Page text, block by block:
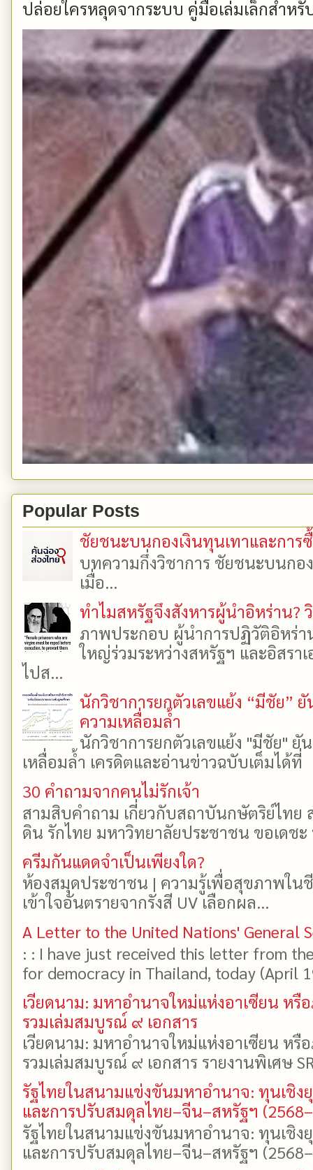
ปล่อยใครหลุดจากระบบ คู่มือเล่มเล็กสำหรั
Popular Posts
ชัยชนะบนกองเงินทุนเทาและการ
บทความกึ่งวิชาการ ชัยชนะบนกอ
เมื่อ...
ทำไมสหรัฐจึงสังหารผู้นำอิหร่าน?
ภาพประกอบ ผู้นำการปฏิวัติอิหร่า
ใหญ่ร่วมระหว่างสหรัฐฯ และอิสรา
ไปส...
นักวิชาการยกตัวเลขแย้ง “มีชัย”
ความเหลื่อมล้ำ
นักวิชาการยกตัวเลขแย้ง "มีชัย"
เหลื่อมล้ำ เครดิตและอ่านข่าวฉบับเต็มได้
30 คำถามจากคนไม่รักเจ้า
สามสิบคำถาม เกี่ยวกับสถาบันกษัตริย์ไทย
ดิน รักไทย มหาวิทยาลัยประชาชน ขอเดช
ครีมกันแดดจำเป็นเพียงใด?
ห้องสมุดประชาชน | ความรู้เพื่อสุขภาพใน
เข้าใจอันตรายจากรังสี UV เลือกผล...
A Letter to the United Nations' General
: : I have just received this letter from
for democracy in Thailand, today (April
เวียดนาม: มหาอำนาจใหม่แห่งอาเซียน ห
รวมเล่มสมบูรณ์ ๙ เอกสาร
เวียดนาม: มหาอำนาจใหม่แห่งอาเซียน ห
รวมเล่มสมบูรณ์ ๙ เอกสาร รายงานพิเศษ
รัฐไทยในสนามแข่งขันมหาอำนาจ: ทุนเชิง
และการปรับสมดุลไทย–จีน–สหรัฐฯ
รัฐไทยในสนามแข่งขันมหาอำนาจ: ทุนเชิง
และการปรับสมดุลไทย–จีน–สหรัฐฯ